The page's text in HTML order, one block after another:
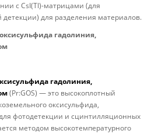
с CsI(Tl)-матрицами (для
детекции) для разделения материалов.
гадолиния,
гадолиния,
(Pr:GOS) — это высокоплотный
оксисульфида,
фотодетекции и сцинтилляционных
методом высокотемпературного